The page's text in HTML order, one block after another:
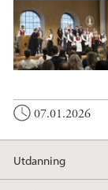
07.01.2026
Utdanning